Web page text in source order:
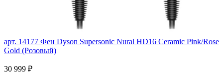
арт. 14177 Фен Dyson Supersonic Nural HD16 Ceramic Pink/Rose
Gold (Розовый)
30 999 ₽